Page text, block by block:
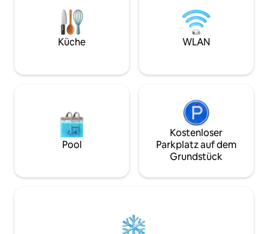
charmanten Fensterplätzen. Sie
befindet sich im ersten Stock mit einer
Außentreppe, die zu einem privaten
Dachgarten mit herrlichem Blick auf das
renoviert, tolle
Smart-TV, Kabel,
WLAN. 15
min zu den
Küche WLAN
Pool
Kostenloser
Parkplatz auf dem
Grundstück